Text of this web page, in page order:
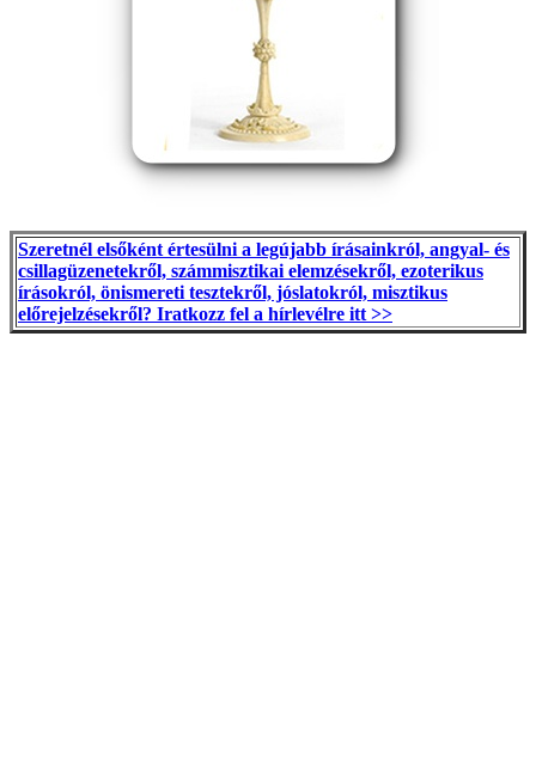
Szeretnél elsőként értesülni a legújabb írásainkról, angyal- és
csillagüzenetekről, számmisztikai elemzésekről, ezoterikus
írásokról, önismereti tesztekről, jóslatokról, misztikus
előrejelzésekről? Iratkozz fel a hírlevélre itt >>